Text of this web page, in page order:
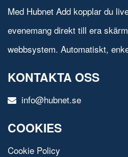
Med Hubnet Add kopplar du
evenemang direkt till era
webbsystem. Automatiskt,
KONTAKTA OSS
info@hubnet.se
COOKIES
Cookie Policy